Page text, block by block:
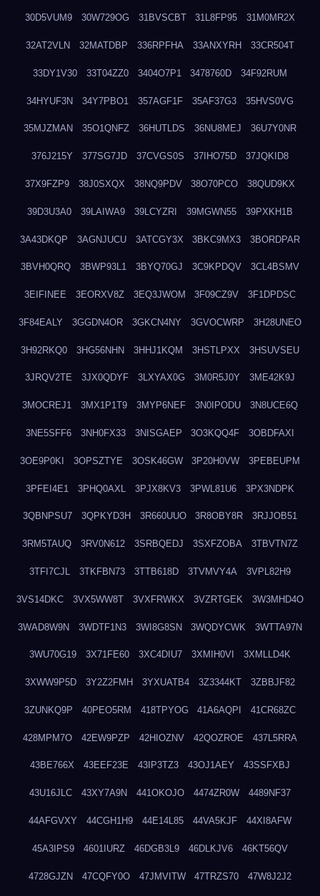
30D5VUM9 30W729OG 31BVSCBT 31L8FP95 31M0MR2X
32AT2VLN 32MATDBP 336RPFHA 33ANXYRH 33CR504T
33DY1V30 33T04ZZ0 3404O7P1 3478760D 34F92RUM
34HYUF3N 34Y7PBO1 357AGF1F 35AF37G3 35HVS0VG
35MJZMAN 35O1QNFZ 36HUTLDS 36NU8MEJ 36U7Y0NR
376J215Y 377SG7JD 37CVGS0S 37IHO75D 37JQKID8
37X9FZP9 38J0SXQX 38NQ9PDV 38O70PCO 38QUD9KX
39D3U3A0 39LAIWA9 39LCYZRI 39MGWN55 39PXKH1B
3A43DKQP 3AGNJUCU 3ATCGY3X 3BKC9MX3 3BORDPAR
3BVH0QRQ 3BWP93L1 3BYQ70GJ 3C9KPDQV 3CL4BSMV
3EIFINEE 3EORXV8Z 3EQ3JWOM 3F09CZ9V 3F1DPDSC
3F84EALY 3GGDN4OR 3GKCN4NY 3GVOCWRP 3H28UNEO
3H92RKQ0 3HG56NHN 3HHJ1KQM 3HSTLPXX 3HSUVSEU
3JRQV2TE 3JX0QDYF 3LXYAX0G 3M0R5J0Y 3ME42K9J
3MOCREJ1 3MX1P1T9 3MYP6NEF 3N0IPODU 3N8UCE6Q
3NE5SFF6 3NH0FX33 3NISGAEP 3O3KQQ4F 3OBDFAXI
3OE9P0KI 3OPSZTYE 3OSK46GW 3P20H0VW 3PEBEUPM
3PFEI4E1 3PHQ0AXL 3PJX8KV3 3PWL81U6 3PX3NDPK
3QBNPSU7 3QPKYD3H 3R660UUO 3R8OBY8R 3RJJOB51
3RM5TAUQ 3RV0N612 3SRBQEDJ 3SXFZOBA 3TBVTN7Z
3TFI7CJL 3TKFBN73 3TTB618D 3TVMVY4A 3VPL82H9
3VS14DKC 3VX5WW8T 3VXFRWKX 3VZRTGEK 3W3MHD4O
3WAD8W9N 3WDTF1N3 3WI8G8SN 3WQDYCWK 3WTTA97N
3WU70G19 3X71FE60 3XC4DIU7 3XMIH0VI 3XMLLD4K
3XWW9P5D 3Y2Z2FMH 3YXUATB4 3Z3344KT 3ZBBJF82
3ZUNKQ9P 40PEO5RM 418TPYOG 41A6AQPI 41CR68ZC
428MPM7O 42EW9PZP 42HIOZNV 42QOZROE 437L5RRA
43BE766X 43EEF23E 43IP3TZ3 43OJ1AEY 43SSFXBJ
43U16JLC 43XY7A9N 441OKOJO 4474ZR0W 4489NF37
44AFGVXY 44CGH1H9 44E14L85 44VA5KJF 44XI8AFW
45A3IPS9 4601IURZ 46DGB3L9 46DLKJV6 46KT56QV
4728GJZN 47CQFY0O 47JMVITW 47TRZS70 47W8J2J2